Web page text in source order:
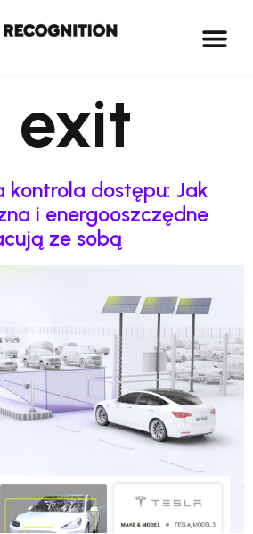
exit
kontrola dostępu: Jak
i energooszczędne
ze sobą